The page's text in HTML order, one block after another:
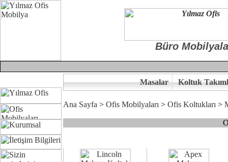
Büro
Masalar Koltuk
Ana Sayfa > Ofis Mobilyaları > Ofis Koltukları >